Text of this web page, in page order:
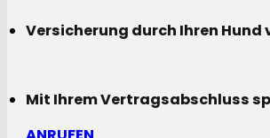
Versicherung durch Ihren
Mit Ihrem Vertragsabschluss